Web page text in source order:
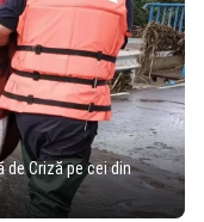
de Criză pe cei din